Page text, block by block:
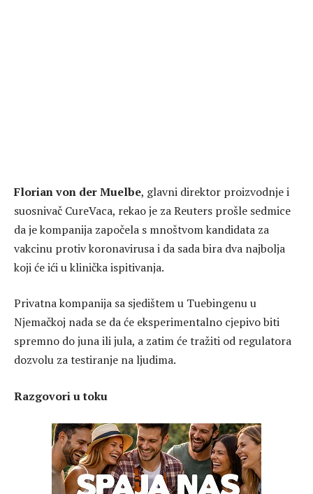
Florian von der Muelbe, glavni direktor proizvodnje i
suosnivač CureVaca, rekao je za Reuters prošle sedmice
da je kompanija započela s mnoštvom kandidata za
vakcinu protiv koronavirusa i da sada bira dva najbolja
koji će ići u klinička ispitivanja.
Privatna kompanija sa sjedištem u Tuebingenu u
Njemačkoj nada se da će eksperimentalno cjepivo biti
spremno do juna ili jula, a zatim će tražiti od regulatora
dozvolu za testiranje na ljudima.
Razgovori u toku